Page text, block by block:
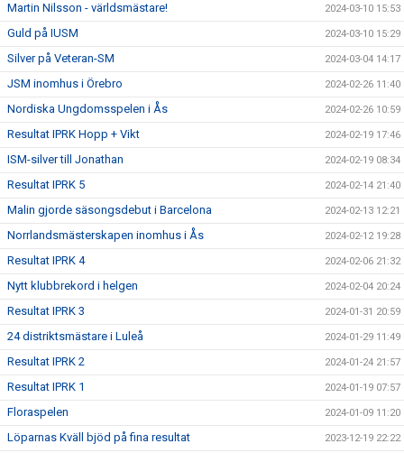
Martin Nilsson - världsmästare! 2024-03-10 15:53
Guld på IUSM 2024-03-10 15:29
Silver på Veteran-SM 2024-03-04 14:17
JSM inomhus i Örebro 2024-02-26 11:40
Nordiska Ungdomsspelen i Ås 2024-02-26 10:59
Resultat IPRK Hopp + Vikt 2024-02-19 17:46
ISM-silver till Jonathan 2024-02-19 08:34
Resultat IPRK 5 2024-02-14 21:40
Malin gjorde säsongsdebut i Barcelona 2024-02-13 12:21
Norrlandsmästerskapen inomhus i Ås 2024-02-12 19:28
Resultat IPRK 4 2024-02-06 21:32
Nytt klubbrekord i helgen 2024-02-04 20:24
Resultat IPRK 3 2024-01-31 20:59
24 distriktsmästare i Luleå 2024-01-29 11:49
Resultat IPRK 2 2024-01-24 21:57
Resultat IPRK 1 2024-01-19 07:57
Floraspelen 2024-01-09 11:20
Löparnas Kväll bjöd på fina resultat 2023-12-19 22:22